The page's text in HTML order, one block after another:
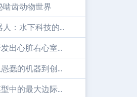
啮齿动物世界
：水下科技的...
出心脏右心室...
蠢的机器到创...
中的最大边际...